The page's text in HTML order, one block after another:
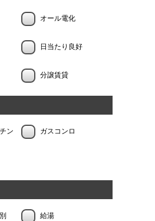
オール電化
日当たり良好
分譲賃貸
ン ガスコンロ
給湯